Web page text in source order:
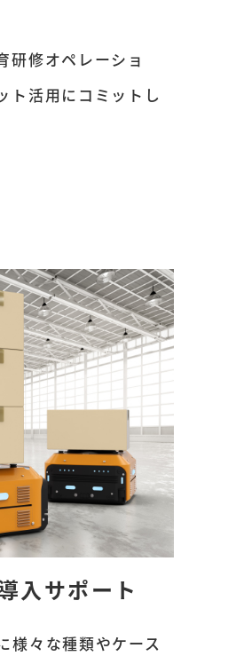
研修オペレーショ
ト活用にコミットし
入サポート
様々な種類やケース